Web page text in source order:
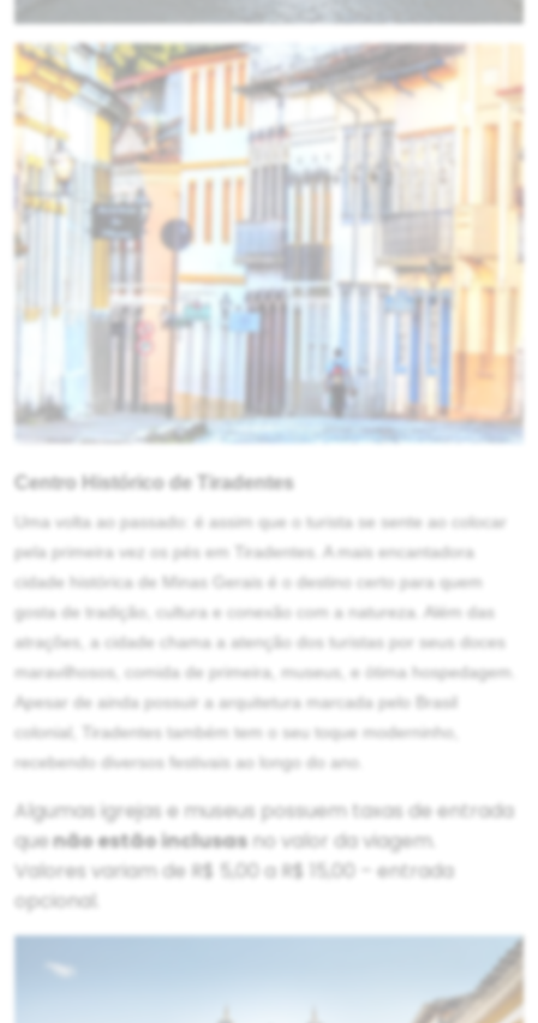
Centro Histórico de Tiradentes
Uma volta ao passado: é assim que o turista se sente ao colocar
pela primeira vez os pés em Tiradentes. A mais encantadora
cidade histórica de Minas Gerais é o destino certo para quem
gosta de tradição, cultura e conexão com a natureza. Além das
atrações, a cidade chama a atenção dos turistas por seus doces
maravilhosos, comida de primeira, museus, e ótima hospedagem.
Apesar de ainda possuir a arquitetura marcada pelo Brasil
colonial, Tiradentes também tem o seu toque moderninho,
recebendo diversos festivais ao longo do ano.
Algumas igrejas e museus possuem taxas de entrada
quenão estão inclusasno valor da viagem.
Valores variam de R$ 5,00 a R$ 15,00 – entrada
opcional.